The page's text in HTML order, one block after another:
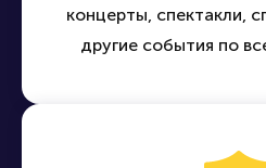
концерты, спектакли,
другие события по